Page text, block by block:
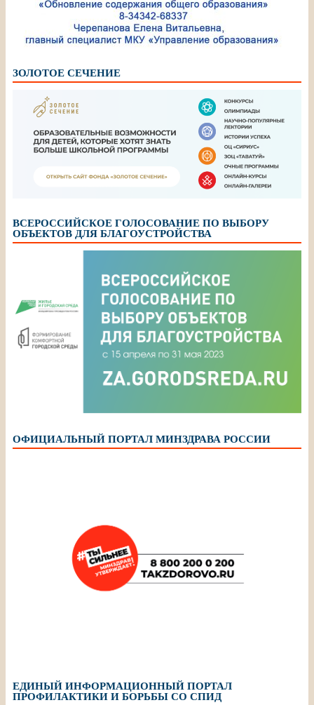
ЗОЛОТОЕ СЕЧЕНИЕ
ВСЕРОССИЙСКОЕ ГОЛОСОВАНИЕ ПО ВЫБОРУ
ОБЪЕКТОВ ДЛЯ БЛАГОУСТРОЙСТВА
ОФИЦИАЛЬНЫЙ ПОРТАЛ МИНЗДРАВА РОССИИ
ЕДИНЫЙ ИНФОРМАЦИОННЫЙ ПОРТАЛ
ПРОФИЛАКТИКИ И БОРЬБЫ СО СПИД